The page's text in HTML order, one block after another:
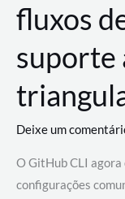
fluxos
suporte
Deixe um
O GitHub CLI
configurações